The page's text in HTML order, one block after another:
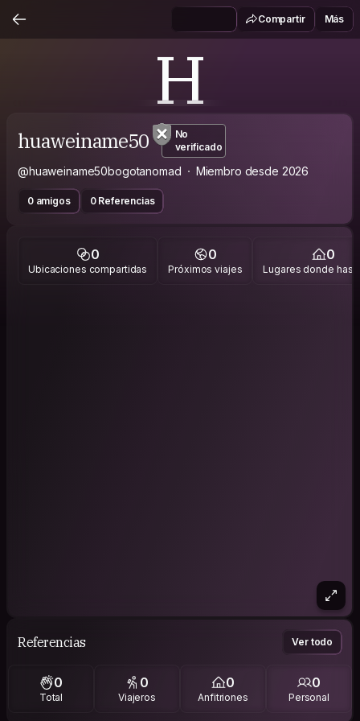
Compartir Más
H
huaweiname50
No
verificado
@huaweiname50bogotanomad Miembro desde 2026
0 amigos 0 Referencias
0
Ubicaciones compartidas
0
Próximos viajes
0
Lugares donde has
Referencias Ver todo
0
Total
0
Viajeros
0
Anfitriones
0
Personal